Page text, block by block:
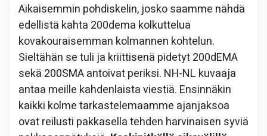
Aikaisemmin pohdiskelin, josko saamme nähdä
edellistä kahta 200dema kolkuttelua
kovakouraisemman kolmannen kohtelun.
Sieltähän se tuli ja kriittisenä pidetyt 200dEMA
sekä 200SMA antoivat periksi. NH-NL kuvaaja
antaa meille kahdenlaista viestiä. Ensinnäkin
kaikki kolme tarkastelemaamme ajanjaksoa
ovat reilusti pakkasella tehden harvinaisen syviä